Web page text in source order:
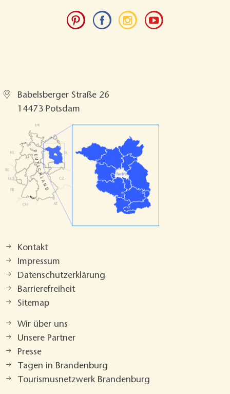
Babelsberger Straße 26
14473 Potsdam
Kontakt
Impressum
Datenschutzerklärung
Barrierefreiheit
Sitemap
Wir über uns
Unsere Partner
Presse
Tagen in Brandenburg
Tourismusnetzwerk Brandenburg